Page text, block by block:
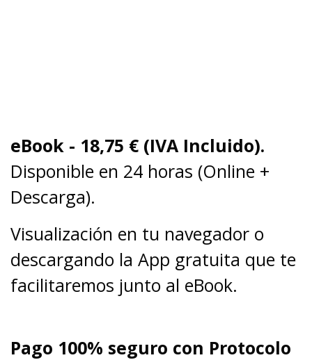
eBook - 18,75 € (IVA Incluido).
Disponible en 24 horas (Online +
Descarga).
Visualización en tu navegador o
descargando la App gratuita que te
facilitaremos junto al eBook.
Pago 100% seguro con Protocolo